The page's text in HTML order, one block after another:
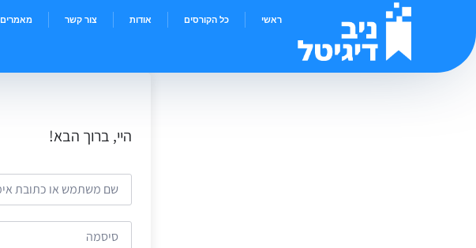
ראשי כל הקורסים אודות צור קשר מאמרים
היי, ברוך הבא!